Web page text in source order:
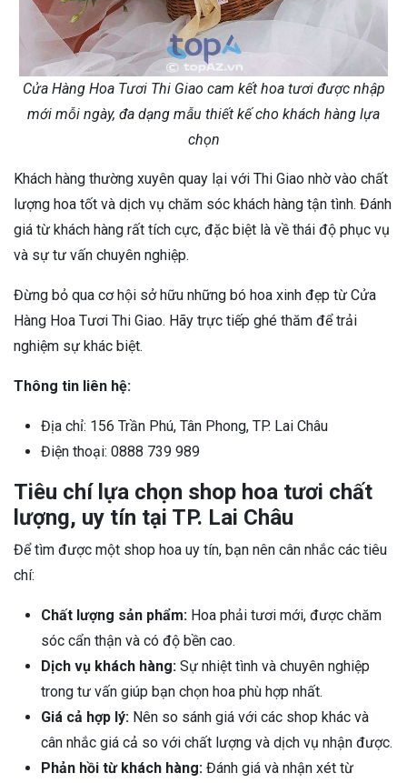
Cửa Hàng Hoa Tươi Thi Giao cam kết hoa tươi được nhập
mới mỗi ngày, đa dạng mẫu thiết kế cho khách hàng lựa
chọn
Khách hàng thường xuyên quay lại với Thi Giao nhờ vào chất
lượng hoa tốt và dịch vụ chăm sóc khách hàng tận tình. Đánh
giá từ khách hàng rất tích cực, đặc biệt là về thái độ phục vụ
và sự tư vấn chuyên nghiệp.
Đừng bỏ qua cơ hội sở hữu những bó hoa xinh đẹp từ Cửa
Hàng Hoa Tươi Thi Giao. Hãy trực tiếp ghé thăm để trải
nghiệm sự khác biệt.
Thông tin liên hệ:
Địa chỉ: 156 Trần Phú, Tân Phong, TP. Lai Châu
Điện thoại: 0888 739 989
Tiêu chí lựa chọn shop hoa tươi chất
lượng, uy tín tại TP. Lai Châu
Để tìm được một shop hoa uy tín, bạn nên cân nhắc các tiêu
chí:
Chất lượng sản phẩm: Hoa phải tươi mới, được chăm
sóc cẩn thận và có độ bền cao.
Dịch vụ khách hàng: Sự nhiệt tình và chuyên nghiệp
trong tư vấn giúp bạn chọn hoa phù hợp nhất.
Giá cả hợp lý: Nên so sánh giá với các shop khác và
cân nhắc giá cả so với chất lượng và dịch vụ nhận được.
Phản hồi từ khách hàng: Đánh giá và nhận xét từ